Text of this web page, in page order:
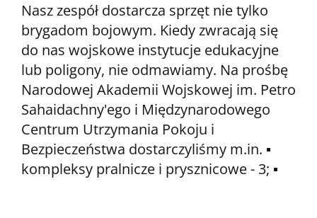
Nasz zespół dostarcza sprzęt nie tylko
brygadom bojowym. Kiedy zwracają się
do nas wojskowe instytucje edukacyjne
lub poligony, nie odmawiamy. Na prośbę
Narodowej Akademii Wojskowej im. Petro
Sahaidachny'ego i Międzynarodowego
Centrum Utrzymania Pokoju i
Bezpieczeństwa dostarczyliśmy m.in. ▪️
kompleksy pralnicze i prysznicowe - 3; ▪️